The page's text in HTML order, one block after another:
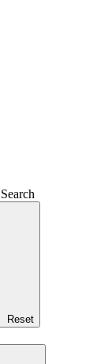
Search
Reset